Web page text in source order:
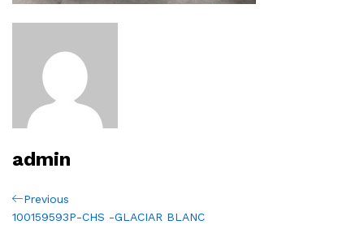
admin
Navigation
Previous
Post
Previous
100159593P-CHS -GLACIAR BLANC